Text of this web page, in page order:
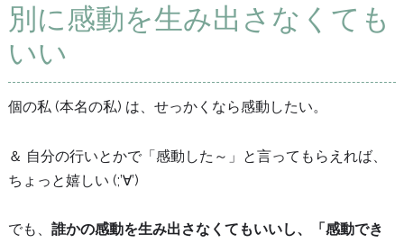
別に感動を生み出さなくても
いい
個の私 (本名の私) は、せっかくなら感動したい。
＆ 自分の行いとかで「感動した～」と言ってもらえれば、
ちょっと嬉しい (;’∀’)
でも、 誰かの感動を生み出さなくてもいいし、「感動でき